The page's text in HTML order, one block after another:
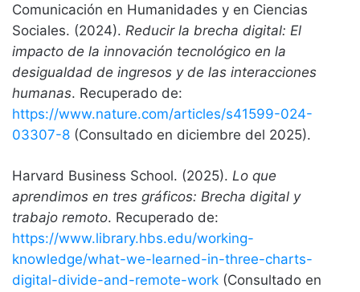
Comunicación en Humanidades y en Ciencias
Sociales. (2024). Reducir la brecha digital: El
impacto de la innovación tecnológico en la
desigualdad de ingresos y de las interacciones
humanas. Recuperado de:
https://www.nature.com/articles/s41599-024-
03307-8 (Consultado en diciembre del 2025).
Harvard Business School. (2025). Lo que
aprendimos en tres gráficos: Brecha digital y
trabajo remoto. Recuperado de:
https://www.library.hbs.edu/working-
knowledge/what-we-learned-in-three-charts-
digital-divide-and-remote-work (Consultado en